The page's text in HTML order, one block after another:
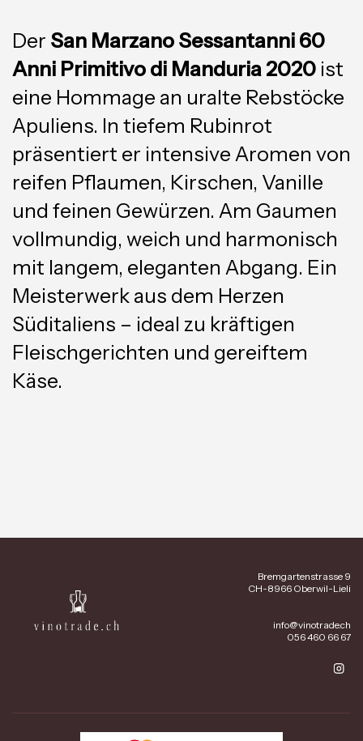
Der San Marzano Sessantanni 60
Anni Primitivo di Manduria 2020 ist
eine Hommage an uralte Rebstöcke
Apuliens. In tiefem Rubinrot
präsentiert er intensive Aromen von
reifen Pflaumen, Kirschen, Vanille
und feinen Gewürzen. Am Gaumen
vollmundig, weich und harmonisch
mit langem, eleganten Abgang. Ein
Meisterwerk aus dem Herzen
Süditaliens – ideal zu kräftigen
Fleischgerichten und gereiftem
Käse.
Bremgartenstrasse 9
CH-8966 Oberwil-Lieli
info@vinotrade.ch
056 460 66 67